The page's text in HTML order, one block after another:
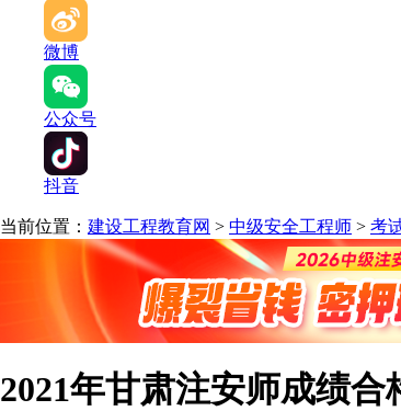
微博
公众号
抖音
当前位置： 建设工程教育网 > 中级安全工程师 > 考
2021年甘肃注安师成绩合